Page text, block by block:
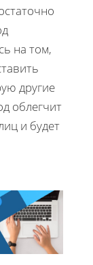
на том,
другие
облегчит
и будет